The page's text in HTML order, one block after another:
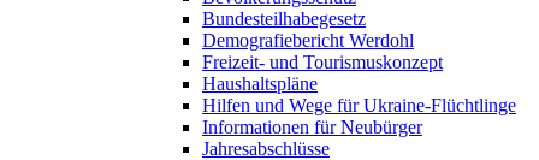
Bundesteilhabegesetz
Demografiebericht Werdohl
Freizeit- und Tourismuskonzept
Haushaltspläne
Hilfen und Wege für Ukraine-Flüchtlinge
Informationen für Neubürger
Jahresabschlüsse